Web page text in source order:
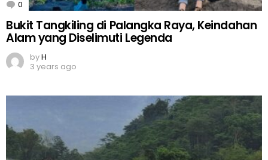
0 Comments
Bukit Tangkiling di Palangka Raya, Keindahan
Alam yang Diselimuti Legenda
byH
3 years ago